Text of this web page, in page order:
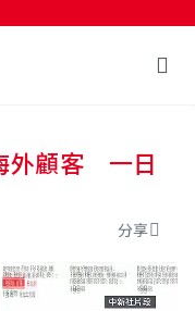
外顧客 一日
分享